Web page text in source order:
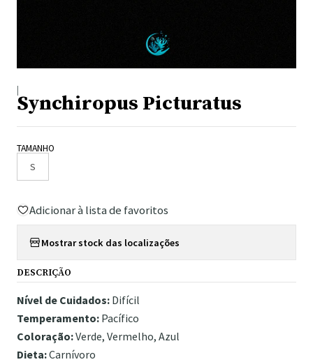
|
Synchiropus Picturatus
TAMANHO
S
Adicionar à lista de favoritos
Mostrar stock das localizações
DESCRIÇÃO
Nível de Cuidados: Difícil
Temperamento: Pacífico
Coloração:Verde, Vermelho, Azul
Dieta:Carnívoro